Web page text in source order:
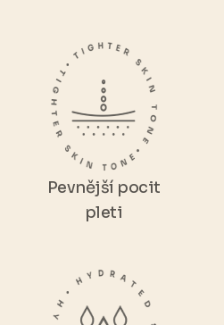
Pevnější pocit
pleti